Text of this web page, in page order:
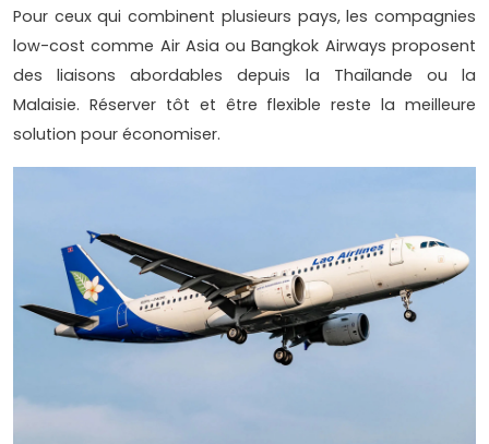
Pour ceux qui combinent plusieurs pays, les compagnies
low-cost comme Air Asia ou Bangkok Airways proposent
des liaisons abordables depuis la Thaïlande ou la
Malaisie. Réserver tôt et être flexible reste la meilleure
solution pour économiser.